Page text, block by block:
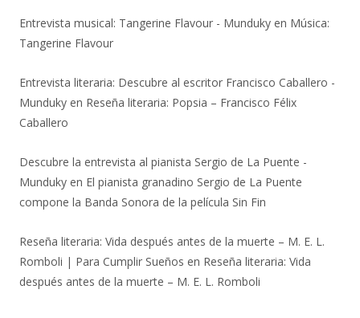
Entrevista musical: Tangerine Flavour - Munduky en Música:
Tangerine Flavour
Entrevista literaria: Descubre al escritor Francisco Caballero -
Munduky en Reseña literaria: Popsia – Francisco Félix
Caballero
Descubre la entrevista al pianista Sergio de La Puente -
Munduky en El pianista granadino Sergio de La Puente
compone la Banda Sonora de la película Sin Fin
Reseña literaria: Vida después antes de la muerte – M. E. L.
Romboli | Para Cumplir Sueños en Reseña literaria: Vida
después antes de la muerte – M. E. L. Romboli